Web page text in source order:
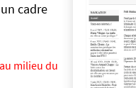
cadre
milieu du